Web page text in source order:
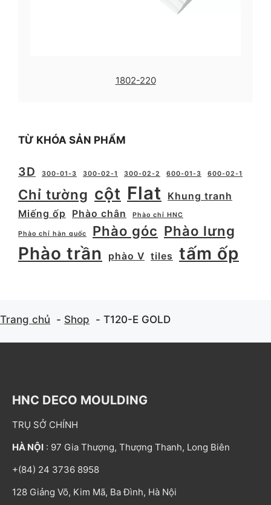
1802-220
TỪ KHÓA SẢN PHẨM
3D 300-01-3 300-02-1 300-02-2 600-01-3 600-02-1
Chỉ tường cột Flat
Khung tranh
Miếng ốp
Phào chân Phào chỉ HNC
Phào chỉ hàn quốc Phào góc Phào lưng
Phào trần phào V tiles tấm ốp
Trang chủ Shop T120-E GOLD
HNC DECO MOULDING
TRỤ SỞ CHÍNH
HÀ NỘI : 97 Gia Thượng, Thượng Thanh, Long Biên
+(84) 24 3736 8958
128 Giảng Võ, Kim Mã, Ba Đình, Hà Nội